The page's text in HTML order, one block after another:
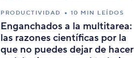
PRODUCTIVIDAD 10 MIN LEÍDOS
Enganchados a la multitarea:
las razones científicas por la
que no puedes dejar de hacer